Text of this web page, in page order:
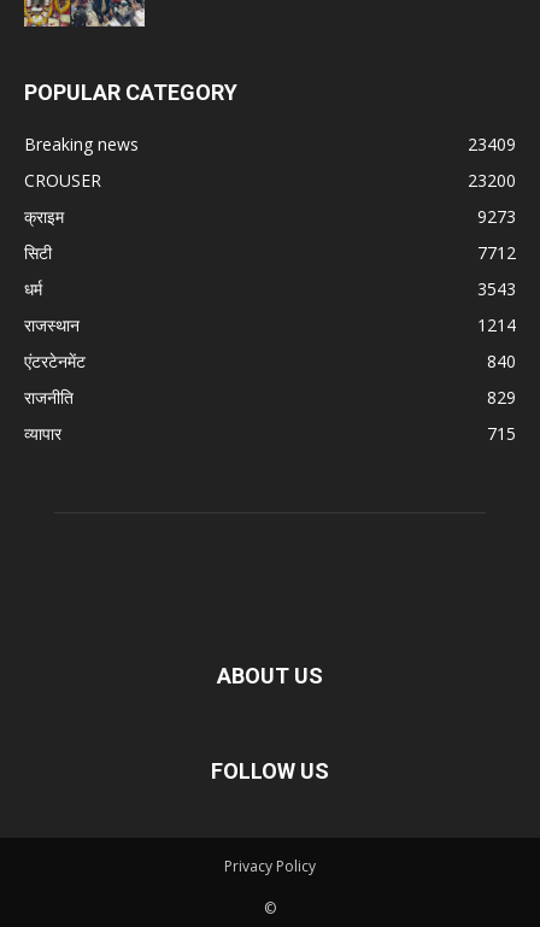
POPULAR CATEGORY
Breaking news
23409
CROUSER
23200
क्राइम
9273
सिटी
7712
धर्म
3543
राजस्थान
1214
एंटरटेनमेंट
840
राजनीति
829
व्यापार
715
ABOUT US
FOLLOW US
Privacy Policy
©